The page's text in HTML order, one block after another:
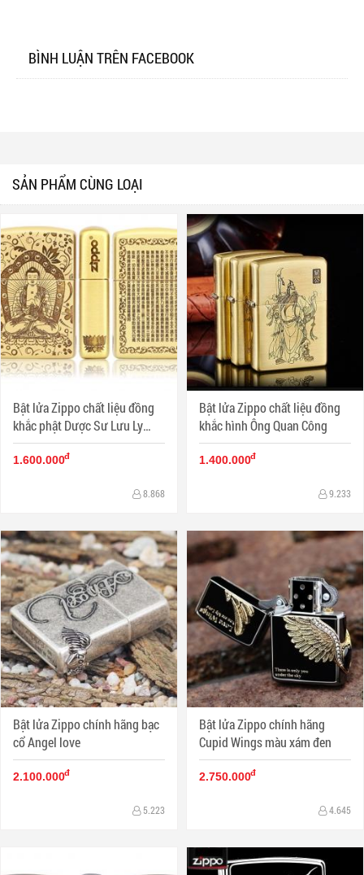
BÌNH LUẬN TRÊN FACEBOOK
SẢN PHẨM CÙNG LOẠI
Bật lửa Zippo chất liệu đồng
khắc phật Dược Sư Lưu Ly
Quang Vương Như Lai và Bát
Nhã Ba La Mật Đa Tâm Kinh
1.600.000đ
8.868
Bật lửa Zippo chất liệu đồng
khắc hình Ông Quan Công
1.400.000đ
9.233
Bật lửa Zippo chính hãng bạc
cổ Angel love
2.100.000đ
5.223
Bật lửa Zippo chính hãng
Cupid Wings màu xám đen
2.750.000đ
4.645